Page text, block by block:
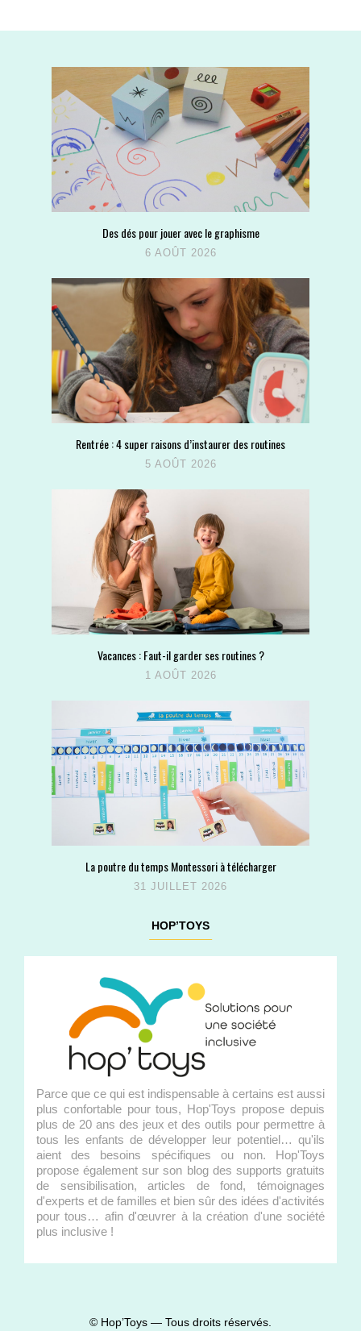
Des dés pour jouer avec le graphisme
6 AOÛT 2026
Rentrée : 4 super raisons d’instaurer des routines
5 AOÛT 2026
Vacances : Faut-il garder ses routines ?
1 AOÛT 2026
La poutre du temps Montessori à télécharger
31 JUILLET 2026
HOP’TOYS
Parce que ce qui est indispensable à certains est aussi
plus confortable pour tous, Hop'Toys propose depuis
plus de 20 ans des jeux et des outils pour permettre à
tous les enfants de développer leur potentiel… qu'ils
aient des besoins spécifiques ou non. Hop'Toys
propose également sur son blog des supports gratuits
de sensibilisation, articles de fond, témoignages
d'experts et de familles et bien sûr des idées d'activités
pour tous… afin d'œuvrer à la création d'une société
plus inclusive !
© Hop’Toys — Tous droits réservés.